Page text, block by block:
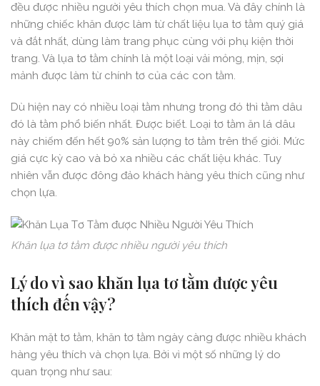
đều được nhiều người yêu thích chọn mua. Và đây chính là
những chiếc khăn được làm từ chất liệu lụa tơ tằm quý giá
và đắt nhất, dùng làm trang phục cùng với phụ kiện thời
trang. Và lụa tơ tằm chính là một loại vải mỏng, mịn, sợi
mảnh được làm từ chính tơ của các con tằm.
Dù hiện nay có nhiều loại tằm nhưng trong đó thì tằm dâu
đó là tằm phổ biến nhất. Được biết. Loại tơ tằm ăn lá dâu
này chiếm đến hết 90% sản lượng tơ tằm trên thế giới. Mức
giá cực kỳ cao và bỏ xa nhiều các chất liệu khác. Tuy
nhiên vẫn được đông đảo khách hàng yêu thích cũng như
chọn lựa.
Khăn lụa tơ tằm được nhiều người yêu thích
Lý do vì sao khăn lụa tơ tằm được yêu
thích đến vậy?
Khăn mặt tơ tằm, khăn tơ tằm ngày càng được nhiều khách
hàng yêu thích và chọn lựa. Bởi vì một số những lý do
quan trọng như sau: